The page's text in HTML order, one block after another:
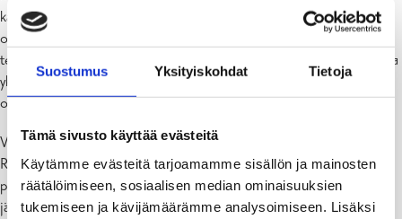
Suostumus Yksityiskohdat Tietoja
Tämä sivusto käyttää evästeitä
Käytämme evästeitä tarjoamamme sisällön ja mainosten
räätälöimiseen, sosiaalisen median ominaisuuksien
tukemiseen ja kävijämäärämme analysoimiseen. Lisäksi
kautta kuka tahansa kisaan osallistuvan paikkakunnan asukas voi
osallistua tarjoamalla tai pyytämällä apua arjen tilanteissa. Hyviä
tekoja voivat olla esimerkiksi kauppa-apu, lemmikinhoito, juttuseura
yksinäiselle tai tavaroiden lainaaminen. Kilpailun etenemistä ja
omien tekojen kertymää voi seurata reaaliajassa sovelluksessa.
Vuoden 2025 Suomen yhteisöllisimmäksi kunnaksi valittiin
Raaseporin kaupunki. Raasepori palkittiin 2600 euron
palkintopotilla, joka on tarkoitettu koko yhteisön hyväksi. Kilpailu
järjestettiin nyt toista kertaa.